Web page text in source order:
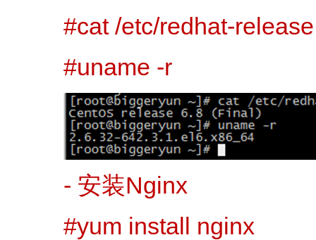
#cat /etc/redhat-release
#uname -r
- 安装Nginx
#yum install nginx